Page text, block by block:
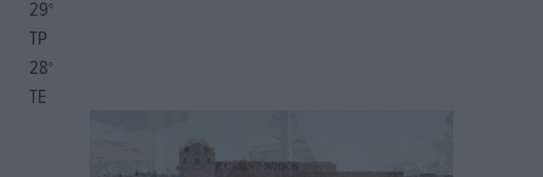
29°
ΤΡ
28°
ΤΕ